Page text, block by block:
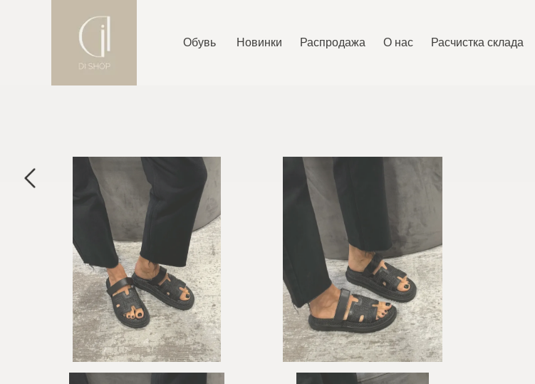
Обувь Новинки Распродажа O нас Расчистка склада